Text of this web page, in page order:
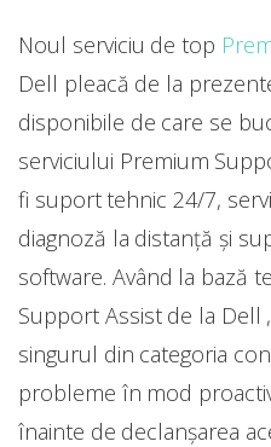
Noul serviciu de top
Dell pleacă de la
disponibile de care se
serviciului Premium
fi suport tehnic 24/7,
diagnoză la distanţă şi
software. Având la bază
Support Assist de la Dell
singurul din categoria
probleme în mod
înainte de declanșarea